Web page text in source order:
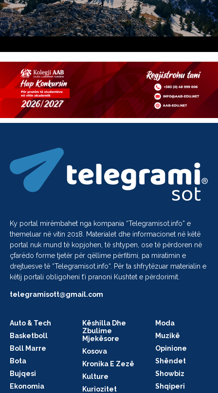
Ky portal mirëmbahet nga kompania “Telegramisot.info” e
themeluar në vitin 2018. Materialet dhe informacionet në këtë
portal nuk mund të kopjohen, të shtypen, ose të përdoren në
çfarëdo forme tjetër për qëllime përfitimi, pa miratimin e
drejtuesve të “Telegramisot.info“. Për ta shfrytëzuar materialin e
këtij portali obligoheni t’i pranoni Kushtet e përdorimit.
telegramisott@gmail.com
Auto & Tech
Basketboll
Boll Marre
Bota
Bujqesi
Ekonomia
Këshilla Dhe
Zbulime
Mjekësore
Kosova
Kronika E Zezë
Kulture
Kuriozitet
Moda
Muzikë
Opinione
Shëndet
Showbiz
Shqiperi